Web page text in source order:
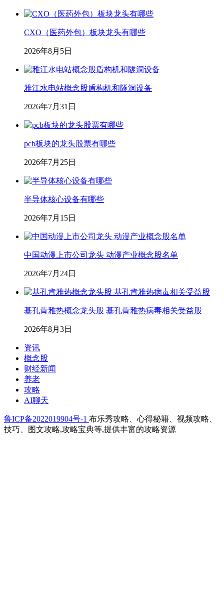
CXO（医药外包）板块龙头有哪些
2026年8月5日
雅江水电站概念股盾构机和隧洞设备
2026年7月31日
pcb板块的龙头股票有哪些
2026年7月25日
半导体核心设备有哪些
2026年7月15日
中国动漫上市公司龙头 动漫产业概念股名单
2026年7月24日
基孔肯雅热概念龙头股 基孔肯雅热病毒相关受益股
2026年8月3日
资讯
概念股
财经新闻
养老
攻略
AI聊天
鲁ICP备2022019904号-1 布乐秀攻略、心得秘籍、视频攻略、
技巧、图文攻略,攻略宝典等,提供丰富的攻略资源